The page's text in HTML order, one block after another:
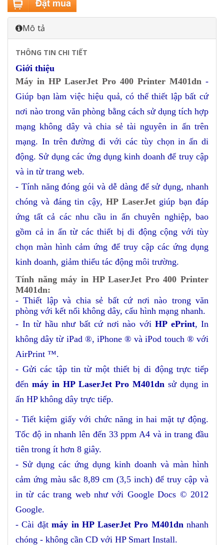
Mô tả
THÔNG TIN CHI TIẾT
Giới thiệu
Máy in HP LaserJet Pro 400 Printer M401dn -
Giúp bạn làm việc hiệu quả, có thể thiết lập bất cứ
nơi nào trong văn phòng bằng cách sử dụng tích hợp
mạng không dây và chia sẻ tài nguyên in ấn trên
mạng. In trên đường đi với các tùy chọn in ấn di
động. Sử dụng các ứng dụng kinh doanh để truy cập
và in từ trang web.
- Tính năng đóng gói và dễ dàng để sử dụng, nhanh
chóng và đáng tin cậy,HP LaserJetgiúp bạn đáp
ứng tất cả các nhu cầu in ấn chuyên nghiệp, bao
gồm cả in ấn từ các thiết bị di động cộng với tùy
chọn màn hình cảm ứng để truy cập các ứng dụng
kinh doanh, giảm thiểu tác động môi trường.
Tính năng máy in HP LaserJet Pro 400 Printer
M401dn:
- Thiết lập và chia sẻ bất cứ nơi nào trong văn
phòng với kết nối không dây, cấu hình mạng nhanh.
- In từ hầu như bất cứ nơi nào với HP ePrint, In
không dây từ iPad ®, iPhone ® và iPod touch ® với
AirPrint ™.
- Gửi các tập tin từ một thiết bị di động trực tiếp
đến máy in HP LaserJet Pro M401dn sử dụng in
ấn HP không dây trực tiếp.
- Tiết kiệm giấy với chức năng in hai mặt tự động.
Tốc độ in nhanh lên đến 33 ppm A4 và in trang đầu
tiên trong ít hơn 8 giây.
- Sử dụng các ứng dụng kinh doanh và màn hình
cảm ứng màu sắc 8,89 cm (3,5 inch) để truy cập và
in từ các trang web như với Google Docs © 2012
Google.
- Cài đặtmáy in HP LaserJet Pro M401dn nhanh
chóng - không cần CD với HP Smart Install.